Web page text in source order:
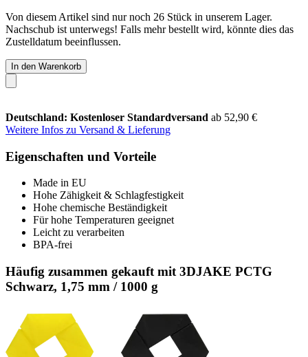
Von diesem Artikel sind nur noch 26 Stück in unserem Lager.
Nachschub ist unterwegs! Falls mehr bestellt wird, könnte dies das
Zustelldatum beeinflussen.
In den Warenkorb
Deutschland: Kostenloser Standardversand ab 52,90 €
Weitere Infos zu Versand & Lieferung
Eigenschaften und Vorteile
Made in EU
Hohe Zähigkeit & Schlagfestigkeit
Hohe chemische Beständigkeit
Für hohe Temperaturen geeignet
Leicht zu verarbeiten
BPA-frei
Häufig zusammen gekauft mit 3DJAKE PCTG
Schwarz, 1,75 mm / 1000 g